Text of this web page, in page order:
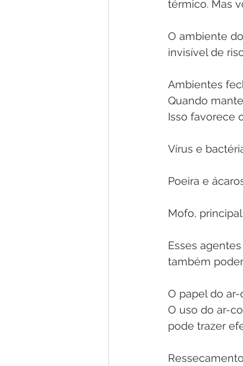
térmico. Mas
O ambiente
invisível de
Ambientes
Quando
Isso favorece
Vírus e
Poeira e
Mofo,
Esses
também
O papel do
O uso do ar-
pode trazer